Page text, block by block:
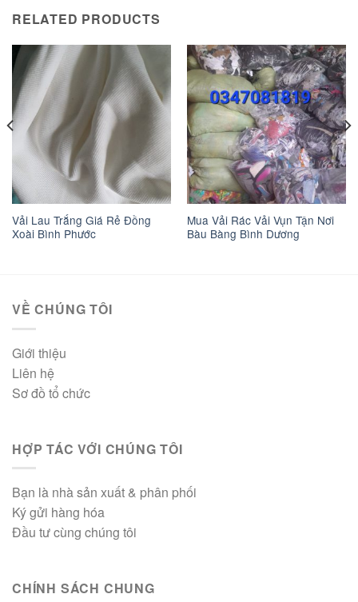
RELATED PRODUCTS
Vải Lau Trắng Giá Rẻ Đồng
Xoài Bình Phước
Mua Vải Rác Vải Vụn Tận Nơi
Bàu Bàng Bình Dương
VỀ CHÚNG TÔI
Giới thiệu
Liên hệ
Sơ đồ tổ chức
HỢP TÁC VỚI CHÚNG TÔI
Bạn là nhà sản xuất & phân phối
Ký gửi hàng hóa
Đầu tư cùng chúng tôi
CHÍNH SÁCH CHUNG